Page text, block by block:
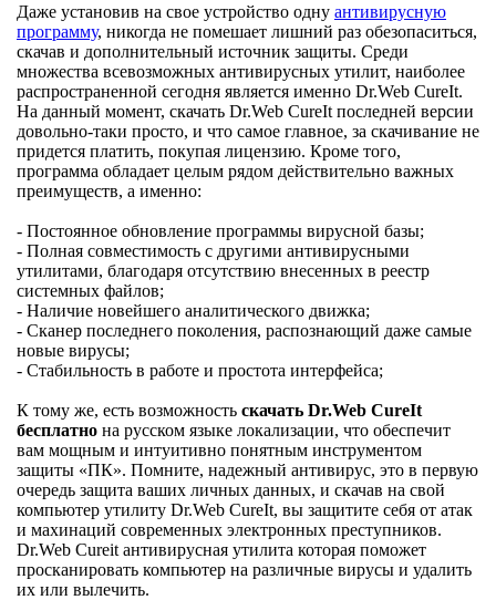
Даже установив на свое устройство одну антивирусную
программу, никогда не помешает лишний раз обезопаситься,
скачав и дополнительный источник защиты. Среди
множества всевозможных антивирусных утилит, наиболее
распространенной сегодня является именно Dr.Web CureIt.
На данный момент, скачать Dr.Web CureIt последней версии
довольно-таки просто, и что самое главное, за скачивание не
придется платить, покупая лицензию. Кроме того,
программа обладает целым рядом действительно важных
преимуществ, а именно:
- Постоянное обновление программы вирусной базы;
- Полная совместимость с другими антивирусными
утилитами, благодаря отсутствию внесенных в реестр
системных файлов;
- Наличие новейшего аналитического движка;
- Сканер последнего поколения, распознающий даже самые
новые вирусы;
- Стабильность в работе и простота интерфейса;
К тому же, есть возможность скачать Dr.Web CureIt
бесплатно на русском языке локализации, что обеспечит
вам мощным и интуитивно понятным инструментом
защиты «ПК». Помните, надежный антивирус, это в первую
очередь защита ваших личных данных, и скачав на свой
компьютер утилиту Dr.Web CureIt, вы защитите себя от атак
и махинаций современных электронных преступников.
Dr.Web Cureit антивирусная утилита которая поможет
просканировать компьютер на различные вирусы и удалить
их или вылечить.